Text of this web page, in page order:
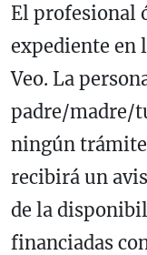
El profesional
expediente en
Veo. La
padre/madre/
ningún
recibirá un
de la
financiadas